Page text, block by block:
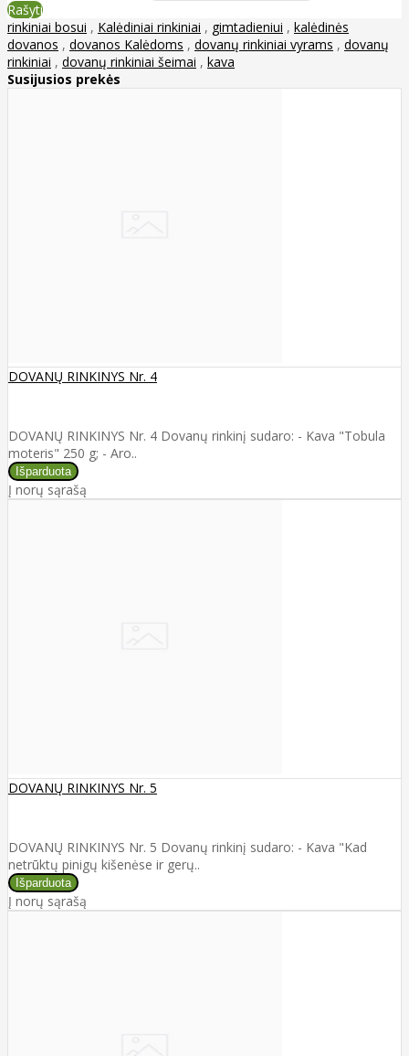
Rašyti
rinkiniai bosui , Kalėdiniai rinkiniai , gimtadieniui , kalėdinės
dovanos , dovanos Kalėdoms , dovanų rinkiniai vyrams , dovanų
rinkiniai , dovanų rinkiniai šeimai , kava
Susijusios prekės
DOVANŲ RINKINYS Nr. 4
DOVANŲ RINKINYS Nr. 4 Dovanų rinkinį sudaro: - Kava "Tobula
moteris" 250 g; - Aro..
Į norų sąrašą
DOVANŲ RINKINYS Nr. 5
DOVANŲ RINKINYS Nr. 5 Dovanų rinkinį sudaro: - Kava "Kad
netrūktų pinigų kišenėse ir gerų..
Į norų sąrašą